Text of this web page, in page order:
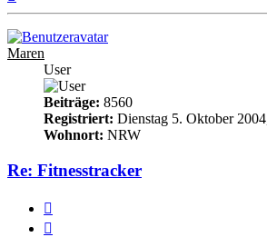
Maren
User
Beiträge: 8560
Registriert: Dienstag 5. Oktober
Wohnort: NRW
Re: Fitnesstracker